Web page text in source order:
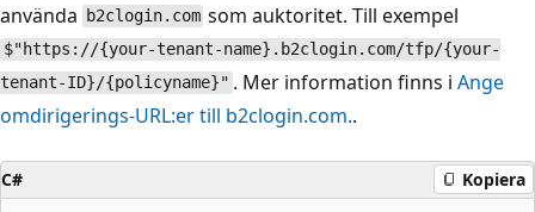
använda
b2clogin.com som auktoritet. Till exempel
$"https://{your-tenant-name}.b2clogin.com/tfp/{your-
tenant-ID}/{policyname}" . Mer information finns i Ange
omdirigerings-URL:er till b2clogin.com..
C# Kopiera